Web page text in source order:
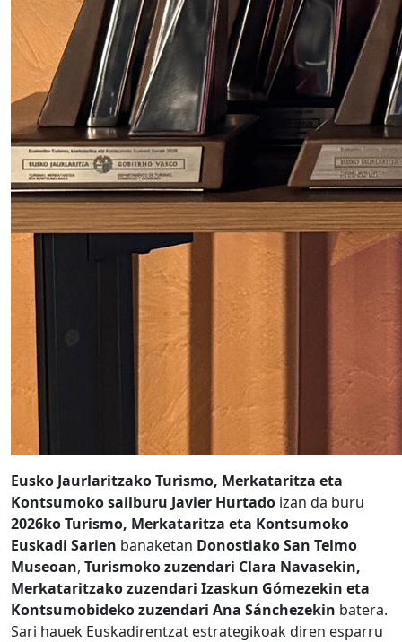
Eusko Jaurlaritzako Turismo, Merkataritza eta
Kontsumoko sailburu Javier Hurtado izan da buru
2026ko Turismo, Merkataritza eta Kontsumoko
Euskadi Sarien banaketan Donostiako San Telmo
Museoan, Turismoko zuzendari Clara Navasekin,
Merkataritzako zuzendari Izaskun Gómezekin eta
Kontsumobideko zuzendari Ana Sánchezekin batera.
Sari hauek Euskadirentzat estrategikoak diren esparru